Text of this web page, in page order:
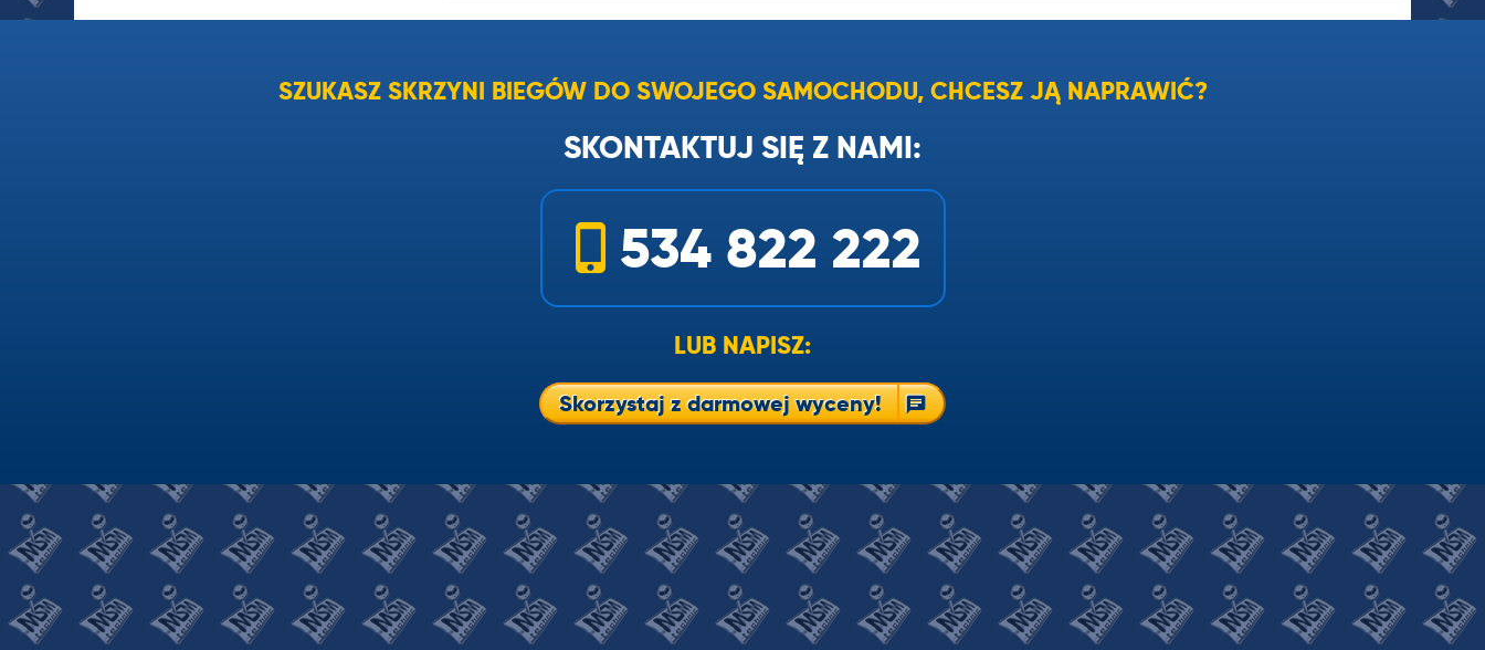
objawy.
Zużyty olej w skrzyni biegów objawy
i przyjemna, a także dawała kierowcy
poczucie komfortu, musimy najpierw
upewnić się, że dany pojazd jest
sprawny. Ogromną rolę odgrywa przy
tym prawidłowa diagnoza skrzyni
biegów, z której problemami boryka
się wiele...
SZUKASZ SKRZYNI BIEGÓW DO SWOJEGO SAMOCHODU, CHCESZ JĄ NAPRAWIĆ?
SKONTAKTUJ SIĘ Z NAMI:
534 822 222
LUB NAPISZ:
Skorzystaj z darmowej wyceny!